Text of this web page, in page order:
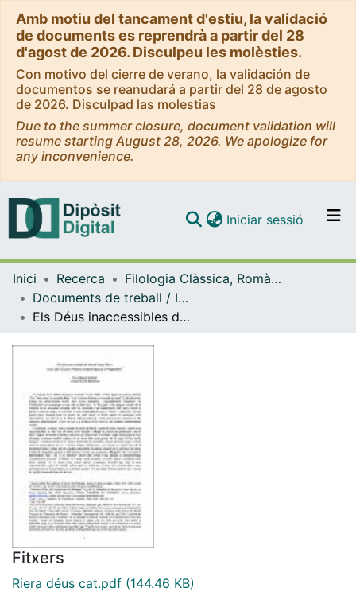
Amb motiu del tancament d'estiu, la validació
de documents es reprendrà a partir del 28
d'agost de 2026. Disculpeu les molèsties.
Con motivo del cierre de verano, la validación de
documentos se reanudará a partir del 28 de agosto
de 2026. Disculpad las molestias
Due to the summer closure, document validation will
resume starting August 28, 2026. We apologize for
any inconvenience.
Navega per tot el DD
Com publicar
Iniciar sessió (current)
Inici Recerca
Filologia Clàssica, Romànica i Semítica
Documents de treball / Informes (Filologia Clàssica, Romànica i Semítica)
Els Déus inaccessibles de Miquel Àngel Riera, o per què l'Occident Platònic no pot restaurar el Paganisme?
Fitxers
Riera déus cat.pdf (144.46 KB)